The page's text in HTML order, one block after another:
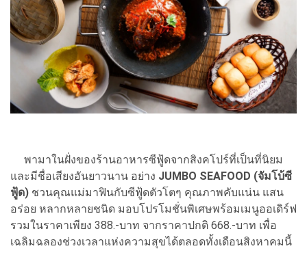
พามาในฝั่งของร้านอาหารซีฟู้ดจากสิงคโปร์ที่เป็นที่นิยม
และมีชื่อเสียงอันยาวนาน อย่าง JUMBO SEAFOOD (จัมโบ้ซี
ฟู้ด) ชวนคุณแม่มาฟินกับซีฟู้ดตัวโตๆ คุณภาพคับแน่น แสน
อร่อย หลากหลายชนิด มอบโปรโมชั่นพิเศษพร้อมเมนูออเดิร์ฟ
รวมในราคาเพียง 388.-บาท จากราคาปกติ 668.-บาท เพื่อ
เฉลิมฉลองช่วงเวลาแห่งความสุขได้ตลอดทั้งเดือนสิงหาคมนี้